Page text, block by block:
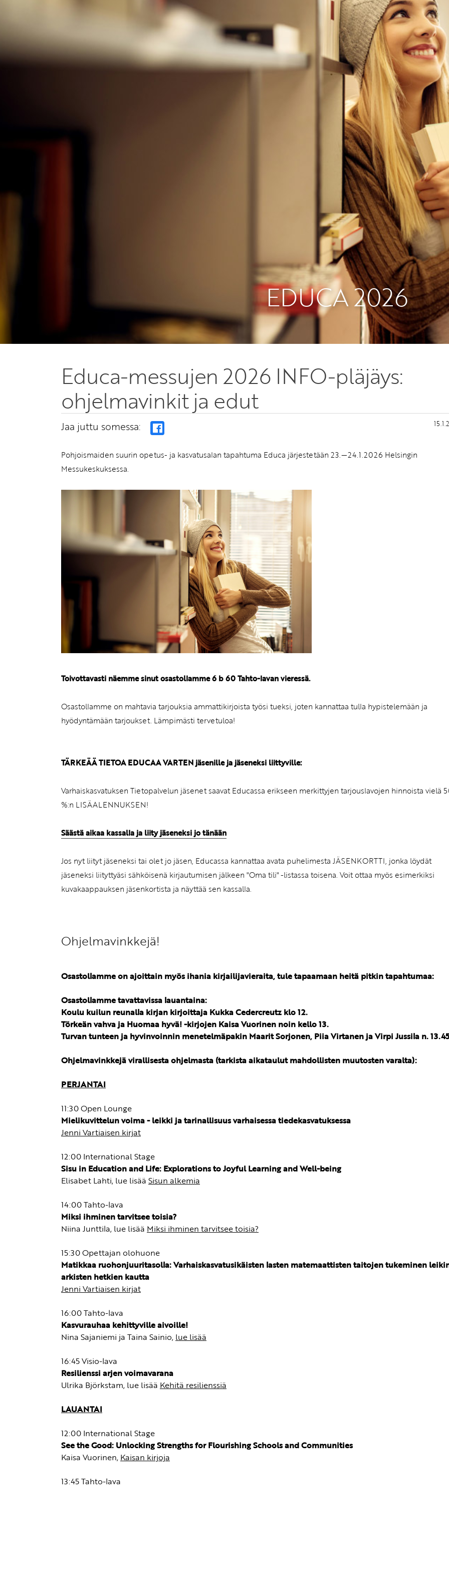
Etkö ole vielä
jäsen?
Liity tästä!
EDUCA 2026
Educa-messujen 2026 INFO-pläjäys:
ohjelmavinkit ja edut
Jaa juttu somessa:
Pohjoismaiden suurin opetus- ja kasvatusalan tapahtuma Educa järjestetään 23.—24.1.2026 Helsingin
Messukeskuksessa.
Toivottavasti näemme sinut osastollamme 6 b 60 Tahto-lavan vieressä.
Osastollamme on mahtavia tarjouksia ammattikirjoista työsi tueksi, joten kannattaa tulla hypistelemään ja
hyödyntämään tarjoukset. Lämpimästi tervetuloa!
TÄRKEÄÄ TIETOA EDUCAA VARTEN jäsenille ja jäseneksi liittyville:
Varhaiskasvatuksen Tietopalvelun jäsenet saavat Educassa erikseen merkittyjen tarjouslavojen hinnoista vielä
%:n LISÄALENNUKSEN!
Säästä aikaa kassalla ja liity jäseneksi jo tänään
Jos nyt liityt jäseneksi tai olet jo jäsen, Educassa kannattaa avata puhelimesta JÄSENKORTTI, jonka löydät
jäseneksi liityttyäsi sähköisenä kirjautumisen jälkeen "Oma tili" -listassa toisena. Voit ottaa myös esimerkiksi
kuvakaappauksen jäsenkortista ja näyttää sen kassalla.
Ohjelmavinkkejä!
Osastollamme on ajoittain myös ihania kirjailijavieraita, tule tapaamaan heitä pitkin tapahtumaa:
Osastollamme tavattavissa lauantaina:
Koulu kuilun reunalla kirjan kirjoittaja Kukka Cedercreutz klo 12.
Törkeän vahva ja Huomaa hyvä! -kirjojen Kaisa Vuorinen noin kello 13.
Turvan tunteen ja hyvinvoinnin menetelmäpakin Maarit Sorjonen, Piia Virtanen ja Virpi Jussila n.
Ohjelmavinkkejä virallisesta ohjelmasta (tarkista aikataulut mahdollisten muutosten varalta):
PERJANTAI
11:30 Open Lounge
Mielikuvittelun voima - leikki ja tarinallisuus varhaisessa tiedekasvatuksessa
Jenni Vartiaisen kirjat
12:00 International Stage
Sisu in Education and Life: Explorations to Joyful Learning and Well-being
Elisabet Lahti, lue lisää Sisun alkemia
14:00 Tahto-lava
Miksi ihminen tarvitsee toisia?
Niina Junttila, lue lisää Miksi ihminen tarvitsee toisia?
15:30 Opettajan olohuone
Matikkaa ruohonjuuritasolla: Varhaiskasvatusikäisten lasten matemaattisten taitojen tukeminen
arkisten hetkien kautta
Jenni Vartiaisen kirjat
16:00 Tahto-lava
Kasvurauhaa kehittyville aivoille!
Nina Sajaniemi ja Taina Sainio, lue lisää
16:45 Visio-lava
Resilienssi arjen voimavarana
Ulrika Björkstam, lue lisää Kehitä resilienssiä
LAUANTAI
12:00 International Stage
See the Good: Unlocking Strengths for Flourishing Schools and Communities
Kaisa Vuorinen, Kaisan kirjoja
13:45 Tahto-lava